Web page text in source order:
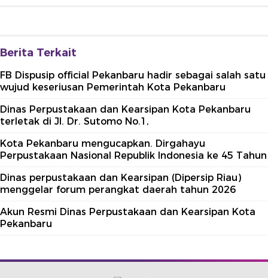
Berita Terkait
FB Dispusip official Pekanbaru hadir sebagai salah satu
wujud keseriusan Pemerintah Kota Pekanbaru
Dinas Perpustakaan dan Kearsipan Kota Pekanbaru
terletak di Jl. Dr. Sutomo No.1,
Kota Pekanbaru mengucapkan. Dirgahayu
Perpustakaan Nasional Republik Indonesia ke 45 Tahun
Dinas perpustakaan dan Kearsipan (Dipersip Riau)
menggelar forum perangkat daerah tahun 2026
Akun Resmi Dinas Perpustakaan dan Kearsipan Kota
Pekanbaru